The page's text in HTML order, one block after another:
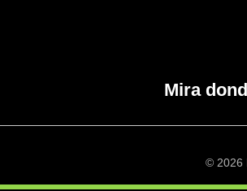
Mira
© 2026